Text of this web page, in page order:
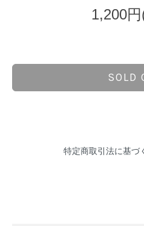
1,200
SOLD
特定商取引法に基づ